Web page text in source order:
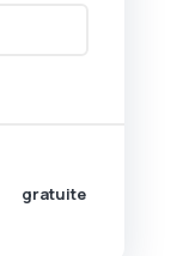
gratuite